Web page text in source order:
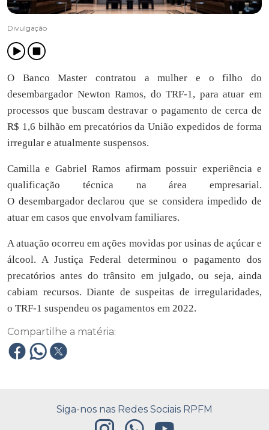
Divulgação
O Banco Master contratou a mulher e o filho do
desembargador Newton Ramos, do TRF-1, para atuar em
processos que buscam destravar o pagamento de cerca de
R$ 1,6 bilhão em precatórios da União expedidos de forma
irregular e atualmente suspensos.
Camilla e Gabriel Ramos afirmam possuir experiência e
qualificação técnica na área empresarial.
O desembargador declarou que se considera impedido de
atuar em casos que envolvam familiares.
A atuação ocorreu em ações movidas por usinas de açúcar e
álcool. A Justiça Federal determinou o pagamento dos
precatórios antes do trânsito em julgado, ou seja, ainda
cabiam recursos. Diante de suspeitas de irregularidades,
o TRF-1 suspendeu os pagamentos em 2022.
Compartilhe a matéria:
Siga-nos nas Redes Sociais RPFM